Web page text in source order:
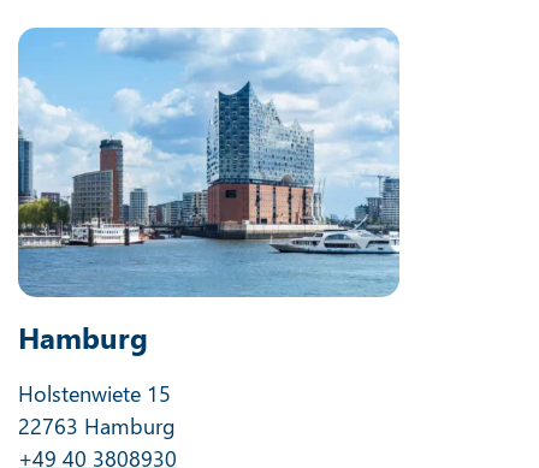
Hamburg
Holstenwiete 15
22763 Hamburg
+49 40 3808930